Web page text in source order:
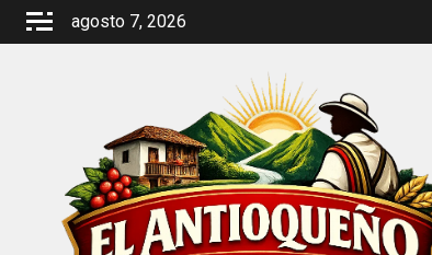
Saltar
agosto 7, 2026